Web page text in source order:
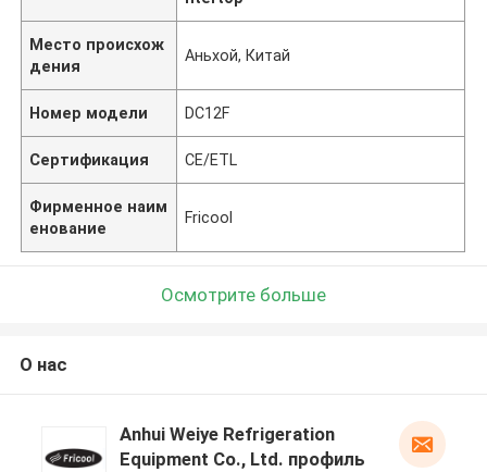
Место происхож
дения
Аньхой, Китай
Номер модели DC12F
Сертификация CE/ETL
Фирменное наим
енование
Fricool
Осмотрите больше
О нас
Anhui Weiye Refrigeration
Equipment Co., Ltd. профиль